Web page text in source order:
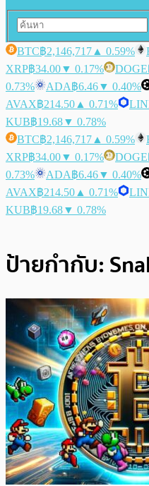
BTC฿2,146,717 ▲ 0.59%
XRP฿34.00▼ 0.17% DOGE
0.73%
ADA฿6.46▼ 0.40%
AVAX฿214.50 ▲ 0.71%
KUB฿19.68▼ 0.78%
BTC฿2,146,717 ▲ 0.59%
XRP฿34.00▼ 0.17% DOGE
0.73%
ADA฿6.46▼ 0.40%
AVAX฿214.50 ▲ 0.71%
KUB฿19.68▼ 0.78%
ป้ายกำกับ: